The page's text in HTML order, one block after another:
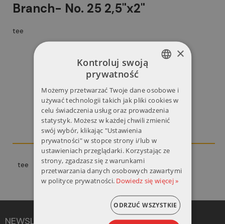
Branch- No. 25 2,5"x2"
tee
Opis
Szczegóły produktu
Opinie
tee
NEWSLETTER
ENGLISH
×
Kontroluj swoją
prywatność
Możemy przetwarzać Twoje dane osobowe i
używać technologii takich jak pliki cookies w
celu świadczenia usług oraz prowadzenia
statystyk. Możesz w każdej chwili zmienić
swój wybór, klikając "Ustawienia
prywatności" w stopce strony i/lub w
ustawieniach przeglądarki. Korzystając ze
strony, zgadzasz się z warunkami
przetwarzania danych osobowych zawartymi
w polityce prywatności. Dowiedz się więcej »
ODRZUĆ WSZYSTKIE